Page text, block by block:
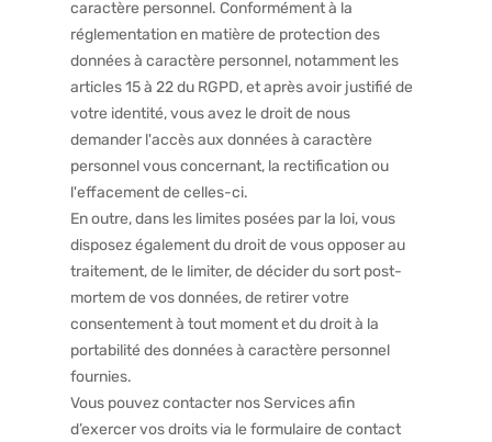
caractère personnel. Conformément à la
réglementation en matière de protection des
données à caractère personnel, notamment les
articles 15 à 22 du RGPD, et après avoir justifié de
votre identité, vous avez le droit de nous
demander l'accès aux données à caractère
personnel vous concernant, la rectification ou
l'effacement de celles-ci.
En outre, dans les limites posées par la loi, vous
disposez également du droit de vous opposer au
traitement, de le limiter, de décider du sort post-
mortem de vos données, de retirer votre
consentement à tout moment et du droit à la
portabilité des données à caractère personnel
fournies.
Vous pouvez contacter nos Services afin
d’exercer vos droits via le formulaire de contact